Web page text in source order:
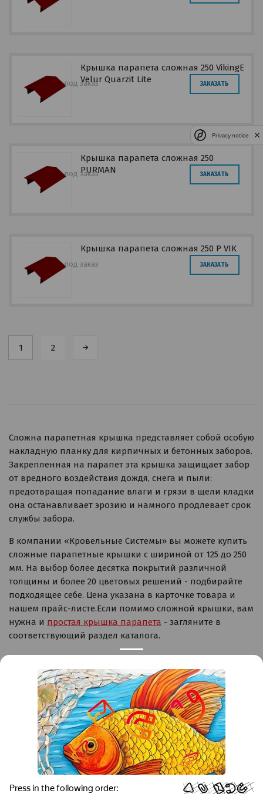
Крышка парапета сложная 250 VikingE
Velur Quarzit Lite
под заказ ЗАКАЗАТЬ
Крышка парапета сложная 250
PURMAN
под заказ ЗАКАЗАТЬ
Крышка парапета сложная 250 P VIK
под заказ ЗАКАЗАТЬ
1 2
Сложна парапетная крышка представляет собой особую
накладную планку для кирпичных и бетонных заборов.
Закрепленная на парапет эта крышка защищает забор
от вредного воздействия дождя, снега и пыли:
предотвращая попадание влаги и грязи в щели кладки
она останавливает эрозию и намного продлевает срок
службы забора.
В компании «Кровельные Системы» вы можете купить
сложные парапетные крышки с шириной от 125 до 250
мм. На выбор более десятка покрытий различной
толщины и более 20 цветовых решений - подбирайте
подходящее себе. Цена указана в карточке товара и
нашем прайс-листе.Если помимо сложной крышки, вам
нужна и простая крышка парапета - загляните в
соответствующий раздел каталога.
Контакты
Краснодар Тимашевск Темрюк
+7 (861) 298-41-90 +7 (861) 298-41-90
Российская, дом 269/10А
krov@krovsystem.com ЗАКАЗАТЬ ЗВОНОК
Privacy notice